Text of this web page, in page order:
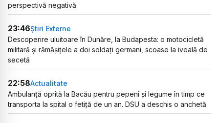
perspectivă negativă
23:46Știri Externe
Descoperire uluitoare în Dunăre, la Budapesta: o motocicletă
militară și rămășițele a doi soldați germani, scoase la iveală de
secetă
22:58Actualitate
Ambulanță oprită la Bacău pentru pepeni și legume în timp ce
transporta la spital o fetiță de un an. DSU a deschis o anchetă